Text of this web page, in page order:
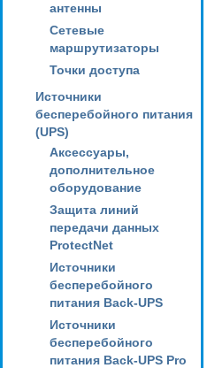
антенны
Сетевые
маршрутизаторы
Точки доступа
Источники
бесперебойного питания
(UPS)
Аксессуары,
дополнительное
оборудование
Защита линий
передачи данных
ProtectNet
Источники
бесперебойного
питания Back-UPS
Источники
бесперебойного
питания Back-UPS Pro